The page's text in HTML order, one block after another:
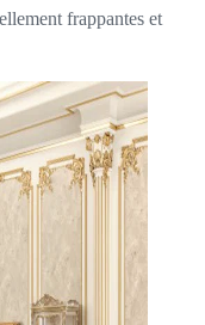
frappantes et